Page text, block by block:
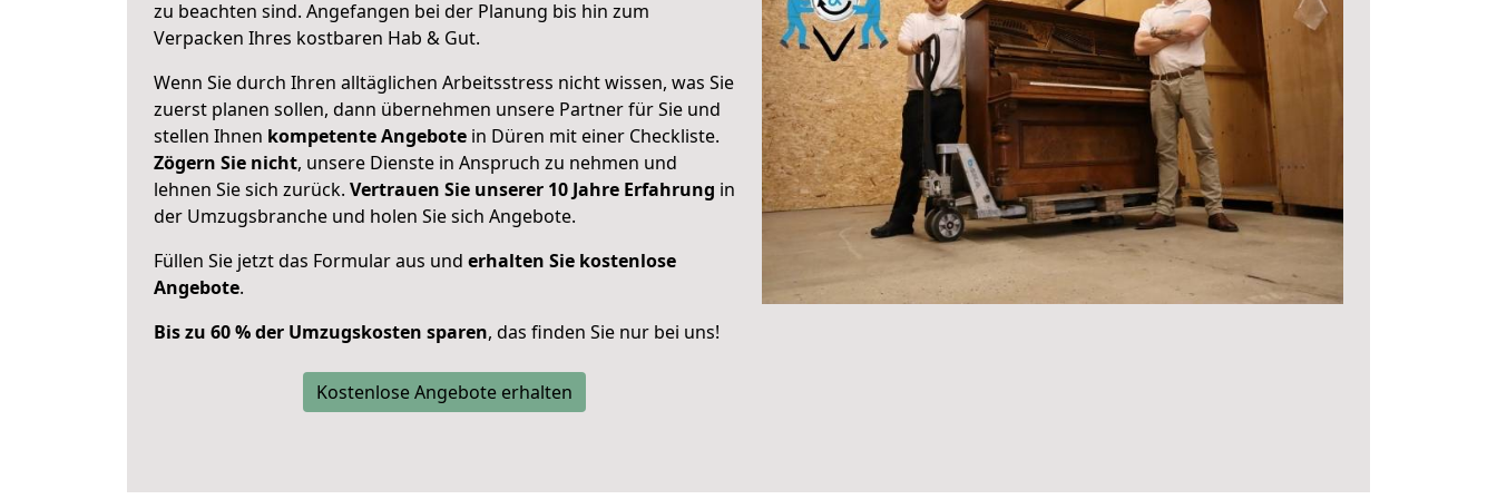
zu beachten sind. Angefangen bei der Planung bis hin zum
Verpacken Ihres kostbaren Hab & Gut.
Wenn Sie durch Ihren alltäglichen Arbeitsstress nicht wissen, was Sie
zuerst planen sollen, dann übernehmen unsere Partner für Sie und
stellen Ihnen kompetente Angebote in Düren mit einer Checkliste.
Zögern Sie nicht, unsere Dienste in Anspruch zu nehmen und
lehnen Sie sich zurück. Vertrauen Sie unserer 10 Jahre Erfahrung in
der Umzugsbranche und holen Sie sich Angebote.
Füllen Sie jetzt das Formular aus und erhalten Sie kostenlose
Angebote.
Bis zu 60 % der Umzugskosten sparen, das finden Sie nur bei uns!
Kostenlose Angebote erhalten